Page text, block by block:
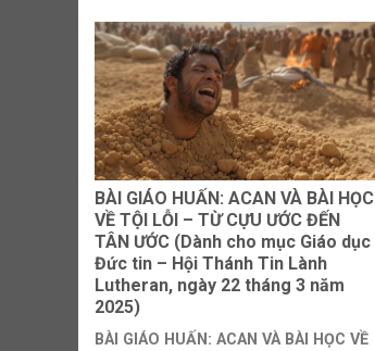
BÀI GIÁO HUẤN: ACAN VÀ BÀI HỌC
VỀ TỘI LỖI – TỪ CỰU ƯỚC ĐẾN
TÂN ƯỚC (Dành cho mục Giáo dục
Đức tin – Hội Thánh Tin Lành
Lutheran, ngày 22 tháng 3 năm
2025)
BÀI GIÁO HUẤN: ACAN VÀ BÀI HỌC VỀ